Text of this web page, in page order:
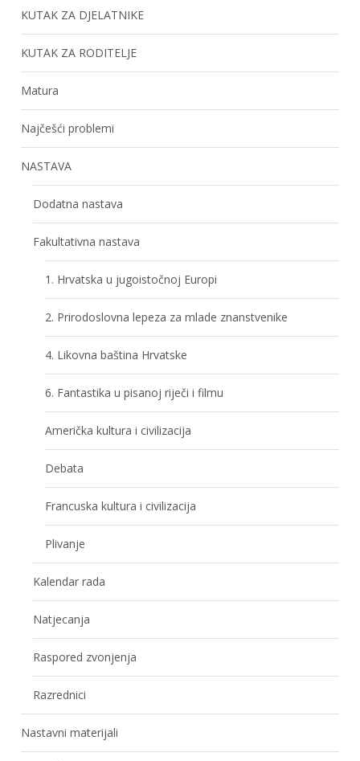
KUTAK ZA DJELATNIKE
KUTAK ZA RODITELJE
Matura
Najčešći problemi
NASTAVA
Dodatna nastava
Fakultativna nastava
1. Hrvatska u jugoistočnoj Europi
2. Prirodoslovna lepeza za mlade znanstvenike
4. Likovna baština Hrvatske
6. Fantastika u pisanoj riječi i filmu
Američka kultura i civilizacija
Debata
Francuska kultura i civilizacija
Plivanje
Kalendar rada
Natjecanja
Raspored zvonjenja
Razrednici
Nastavni materijali